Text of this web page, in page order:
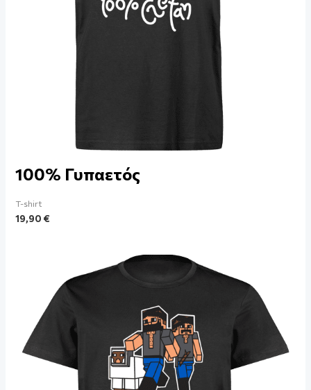
100% Γυπαετός
T-shirt
19,90€